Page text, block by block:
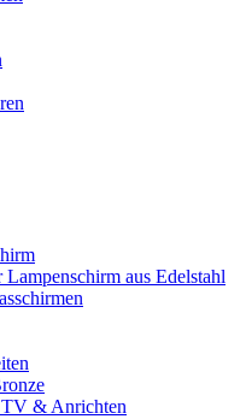
Lampenschirm aus Edelstahl
& Anrichten